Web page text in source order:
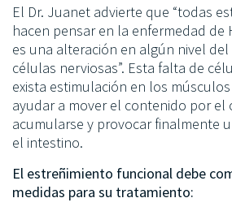
El Dr. Juanet advierte que “todas
hacen pensar en la enfermedad de
es una alteración en algún nivel
células nerviosas”. Esta falta de
exista estimulación en los
ayudar a mover el contenido por el
acumularse y provocar finalmente
el intestino.
El estreñimiento funcional debe
medidas para su tratamiento: